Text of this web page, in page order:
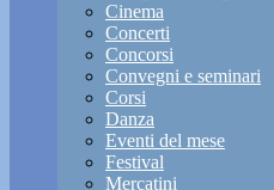
Cinema
Concerti
Concorsi
Convegni e seminari
Corsi
Danza
Eventi del mese
Festival
Mercatini